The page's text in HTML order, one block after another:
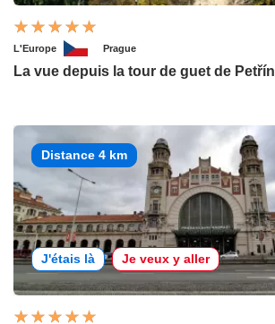
L'Europe Prague
La vue depuis la tour de guet de Petřín
Distance 4 km
J'étais là Je veux y aller